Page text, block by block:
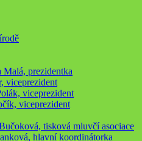
prezidentka
viceprezident
viceprezident
viceprezident
tisková mluvčí asociace
hlavní koordinátorka